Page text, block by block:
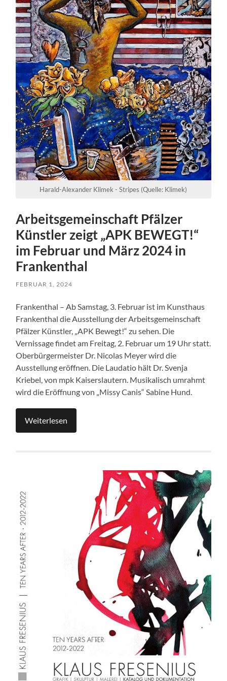
Harald-Alexander Klimek - Stripes (Quelle: Klimek)
Arbeitsgemeinschaft Pfälzer
Künstler zeigt „APK BEWEGT!“
im Februar und März 2024 in
Frankenthal
FEBRUAR 1, 2024
Frankenthal – Ab Samstag, 3. Februar ist im Kunsthaus
Frankenthal die Ausstellung der Arbeitsgemeinschaft
Pfälzer Künstler, „APK Bewegt!“ zu sehen. Die
Vernissage findet am Freitag, 2. Februar um 19 Uhr statt.
Oberbürgermeister Dr. Nicolas Meyer wird die
Ausstellung eröffnen. Die Laudatio hält Dr. Svenja
Kriebel, von mpk Kaiserslautern. Musikalisch umrahmt
wird die Eröffnung von „Missy Canis“ Sabine Hund.
Weiterlesen